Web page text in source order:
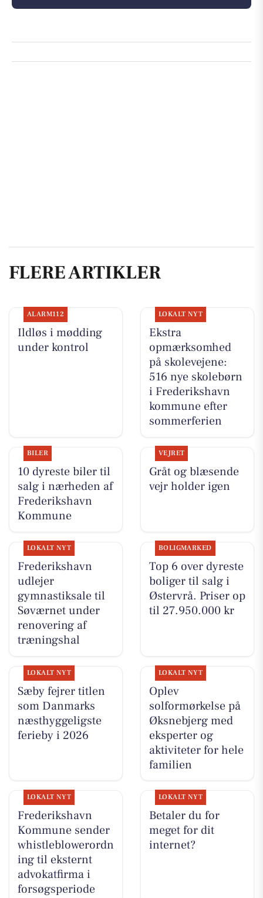
FLERE ARTIKLER
ALARM112
Ildløs i mødding
under kontrol
LOKALT NYT
Ekstra
opmærksomhed
på skolevejene:
516 nye skolebørn
i Frederikshavn
kommune efter
sommerferien
BILER
10 dyreste biler til
salg i nærheden af
Frederikshavn
Kommune
VEJRET
Gråt og blæsende
vejr holder igen
LOKALT NYT
Frederikshavn
udlejer
gymnastiksale til
Søværnet under
renovering af
træningshal
BOLIGMARKED
Top 6 over dyreste
boliger til salg i
Østervrå. Priser op
til 27.950.000 kr
LOKALT NYT
Sæby fejrer titlen
som Danmarks
næsthyggeligste
ferieby i 2026
LOKALT NYT
Oplev
solformørkelse på
Øksnebjerg med
eksperter og
aktiviteter for hele
familien
LOKALT NYT
Frederikshavn
Kommune sender
whistleblowerordn
ing til eksternt
advokatfirma i
forsøgsperiode
LOKALT NYT
Betaler du for
meget for dit
internet?